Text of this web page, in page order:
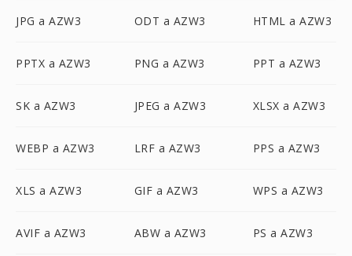
JPG a AZW3 ODT a AZW3 HTML a AZW3
PPTX a AZW3 PNG a AZW3 PPT a AZW3
SK a AZW3 JPEG a AZW3 XLSX a AZW3
WEBP a AZW3 LRF a AZW3 PPS a AZW3
XLS a AZW3 GIF a AZW3 WPS a AZW3
AVIF a AZW3 ABW a AZW3 PS a AZW3